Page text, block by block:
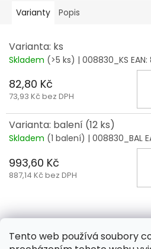
Tento web používá soubory
Varianty Popis
Varianta: ks
Skladem (>5 ks) | 008830_KS EAN:
82,80 Kč
73,93 Kč bez DPH
Varianta: balení (12 ks)
Skladem (1 balení) | 008830_BAL
993,60 Kč
887,14 Kč bez DPH
Z
Aktuality Kamenné prodejny